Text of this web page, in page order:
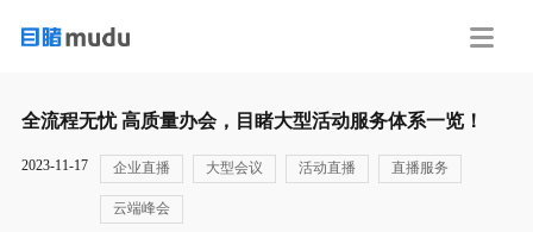
全流程无忧 高质量办会，目睹大型活动服务体系一览！
2023-11-17 企业直播 大型会议 活动直播 直播服务
云端峰会